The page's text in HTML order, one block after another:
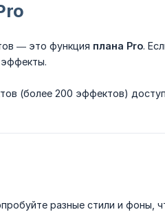
— это функция плана Pro.
(более 200 эффектов)
разные стили и фоны,